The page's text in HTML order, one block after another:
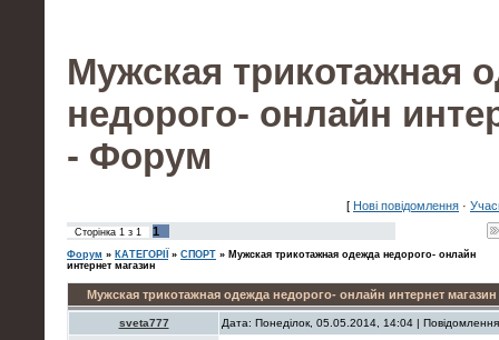
Мужская трикотажная
недорого- онлайн
- Форум
[ Нові повідомлення ·
Сторінка 1 з 1 1
Форум » КАТЕГОРІЇ » СПОРТ » Мужская трикотажная одежда недорого- онлайн
интернет магазин
Мужская трикотажная одежда недорого- онлайн интернет магазин
sveta777 Дата: Понеділок, 05.05.2014, 14:04 |